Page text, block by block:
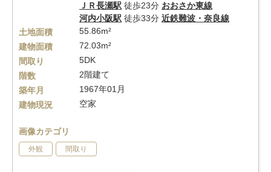
ＪＲ長瀬駅 徒歩23分 おおさか東線
河内小阪駅 徒歩33分 近鉄難波・奈良線
土地面積
55.86m²
建物面積
72.03m²
間取り
5DK
階数
2階建て
築年月
1967年01月
建物現況
空家
画像カテゴリ
外観 間取り